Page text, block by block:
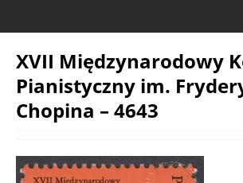
XVII Międzynarodowy
Pianistyczny im.
Chopina – 4643